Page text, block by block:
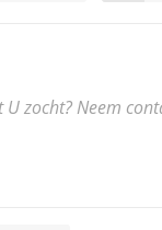
zocht? Neem